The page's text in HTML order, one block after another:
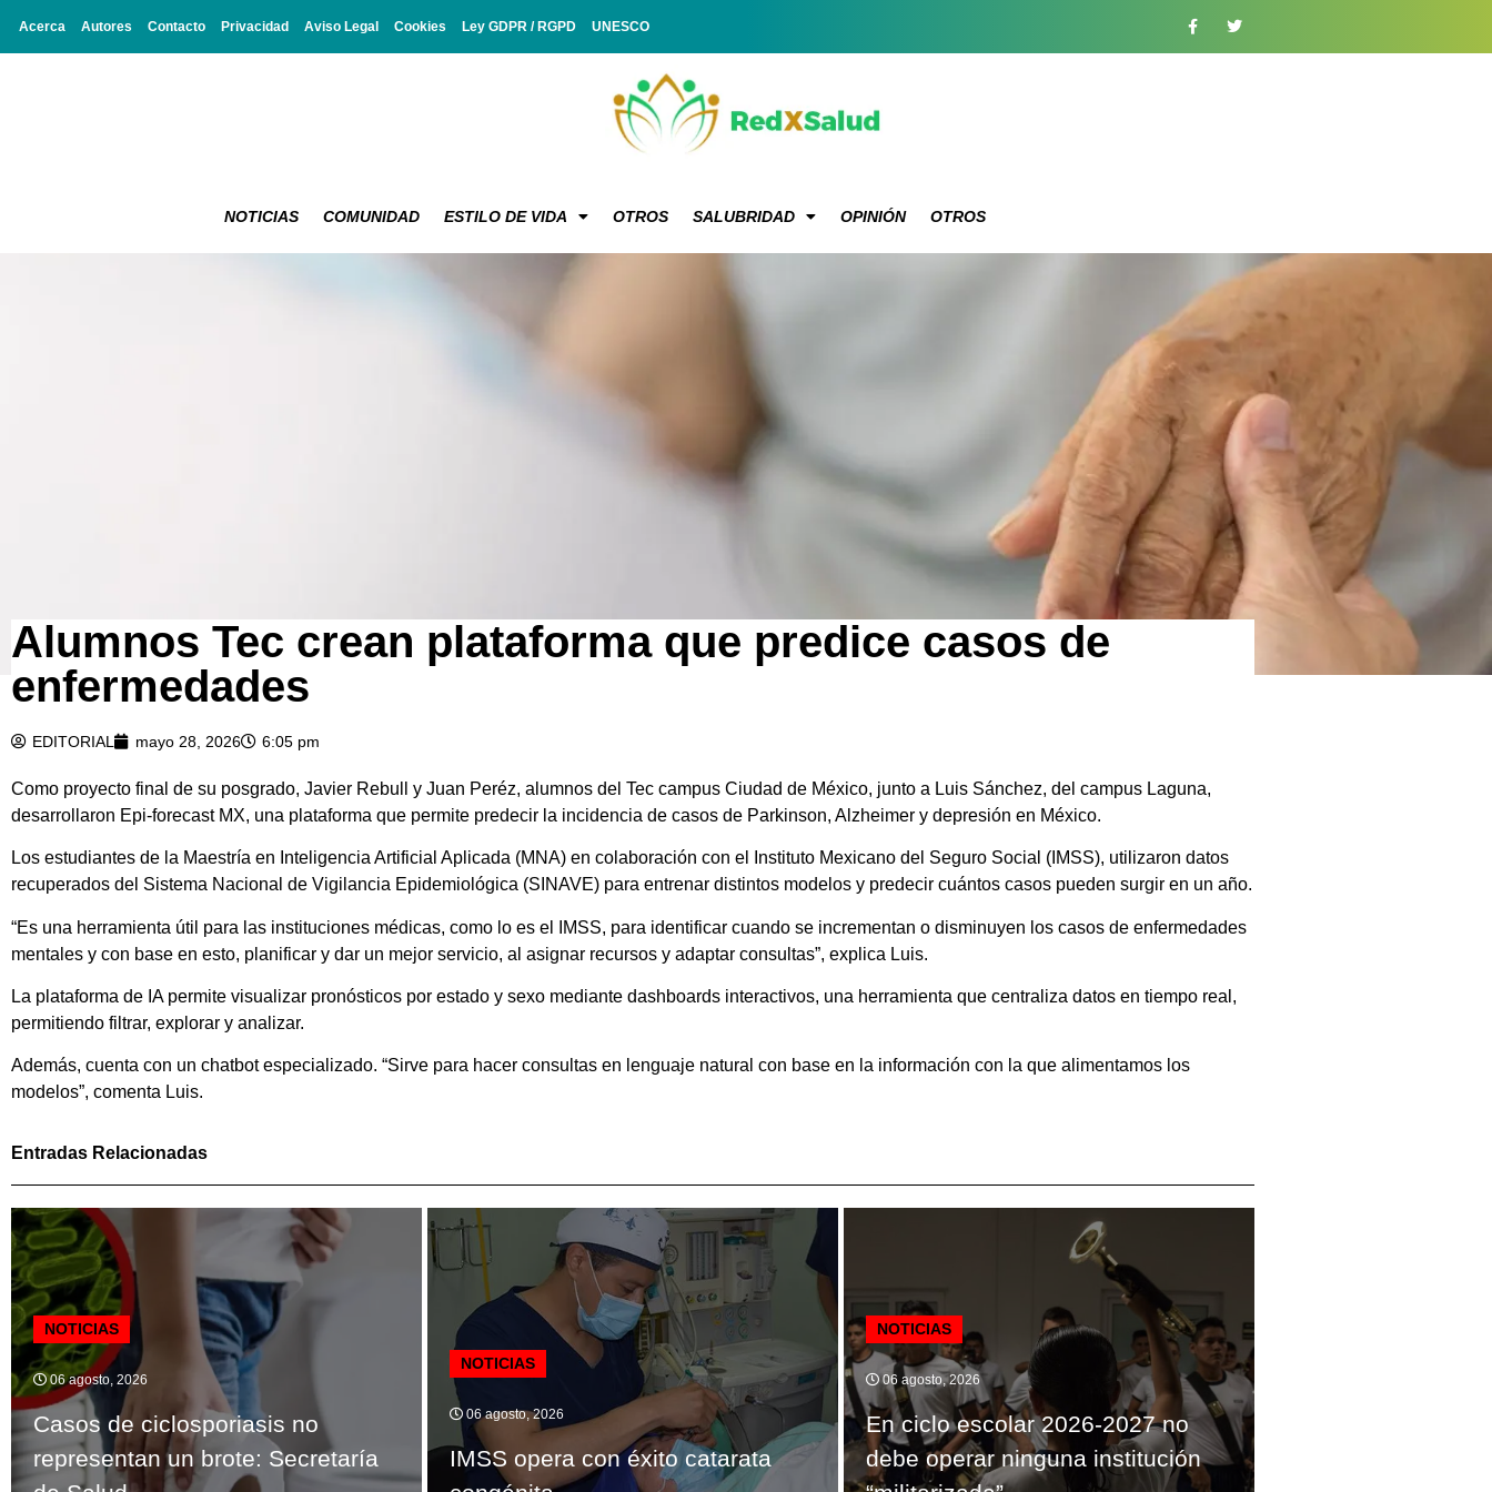
Acerca Autores Contacto Privacidad Aviso Legal Cookies Ley GDPR / RGPD UNESCO
NOTICIAS COMUNIDAD ESTILO DE VIDA OTROS SALUBRIDAD OPINIÓN OTROS
Alumnos Tec crean plataforma que predice casos de
enfermedades
EDITORIAL mayo 28, 2026 6:05 pm
Como proyecto final de su posgrado, Javier Rebull y Juan Peréz, alumnos del Tec campus Ciudad de México, junto a Luis Sánchez, del campus Laguna,
desarrollaron Epi-forecast MX, una plataforma que permite predecir la incidencia de casos de Parkinson, Alzheimer y depresión en México.
Los estudiantes de la Maestría en Inteligencia Artificial Aplicada (MNA) en colaboración con el Instituto Mexicano del Seguro Social (IMSS), utilizaron datos
recuperados del Sistema Nacional de Vigilancia Epidemiológica (SINAVE) para entrenar distintos modelos y predecir cuántos casos pueden surgir en un año.
“Es una herramienta útil para las instituciones médicas, como lo es el IMSS, para identificar cuando se incrementan o disminuyen los casos de enfermedades
mentales y con base en esto, planificar y dar un mejor servicio, al asignar recursos y adaptar consultas”, explica Luis.
La plataforma de IA permite visualizar pronósticos por estado y sexo mediante dashboards interactivos, una herramienta que centraliza datos en tiempo real,
permitiendo filtrar, explorar y analizar.
Además, cuenta con un chatbot especializado. “Sirve para hacer consultas en lenguaje natural con base en la información con la que alimentamos los
modelos”, comenta Luis.
Entradas Relacionadas
NOTICIAS
06 agosto, 2026
Casos de ciclosporiasis no
representan un brote: Secretaría
NOTICIAS
06 agosto, 2026
IMSS opera con éxito catarata
NOTICIAS
06 agosto, 2026
En ciclo escolar 2026-2027 no
debe operar ninguna institución